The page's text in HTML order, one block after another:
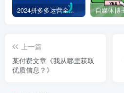
2024拼多多运营全攻略：开店、流量、营销、推广与商品发布技巧（无水印）
上一篇
某付费文章《我从哪里获取
优质信息？》